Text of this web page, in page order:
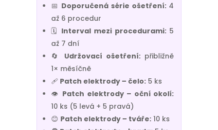
📅 Doporučená série ošetření:4
až 6 procedur
🗓️ Interval mezi procedurami:5
až 7 dní
🔄 Udržovací ošetření:přibližně
1× měsíčně
🩹 Patch elektrody – čelo:5 ks
👁️ Patch elektrody – oční okolí:
10 ks (5 levá + 5 pravá)
😊 Patch elektrody – tváře:10 ks